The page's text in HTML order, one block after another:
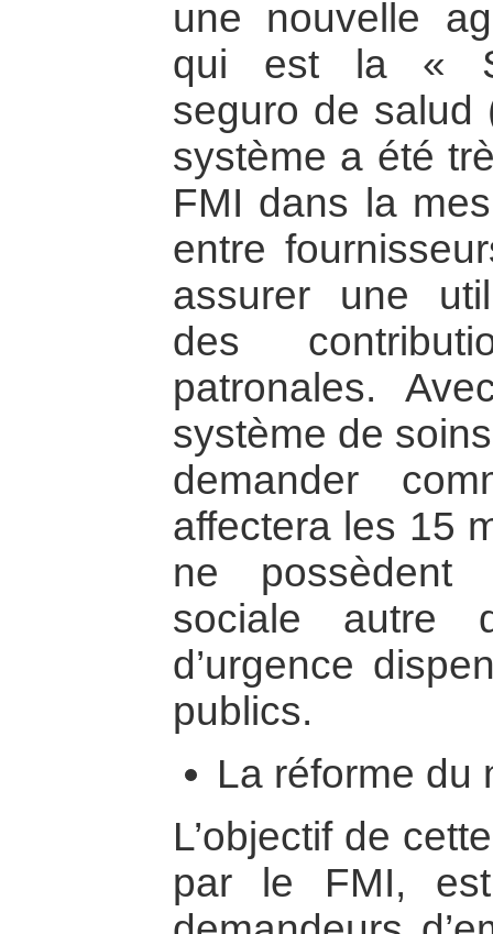
une nouvelle
qui est la «
seguro de salud
système a été
FMI dans la
entre
assurer une
des
patronales.
système de
demander
affectera les 15
ne possèdent
sociale autre
d’urgence
publics.
La réforme du
L’objectif de
par le FMI,